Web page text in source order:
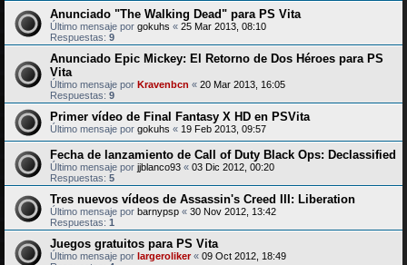
Anunciado "The Walking Dead" para PS Vita
Último mensaje por gokuhs « 25 Mar 2013, 08:10
Respuestas: 9
Anunciado Epic Mickey: El Retorno de Dos Héroes para PS
Vita
Último mensaje por Kravenbcn « 20 Mar 2013, 16:05
Respuestas: 9
Primer vídeo de Final Fantasy X HD en PSVita
Último mensaje por gokuhs « 19 Feb 2013, 09:57
Fecha de lanzamiento de Call of Duty Black Ops: Declassified
Último mensaje por jjblanco93 « 03 Dic 2012, 00:20
Respuestas: 5
Tres nuevos vídeos de Assassin's Creed III: Liberation
Último mensaje por barnypsp « 30 Nov 2012, 13:42
Respuestas: 1
Juegos gratuitos para PS Vita
Último mensaje por largeroliker« 09 Oct 2012, 18:49